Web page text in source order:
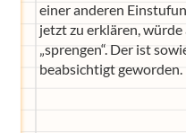
einer anderen
jetzt zu erklären,
„sprengen“. Der ist
beabsichtigt geworden.